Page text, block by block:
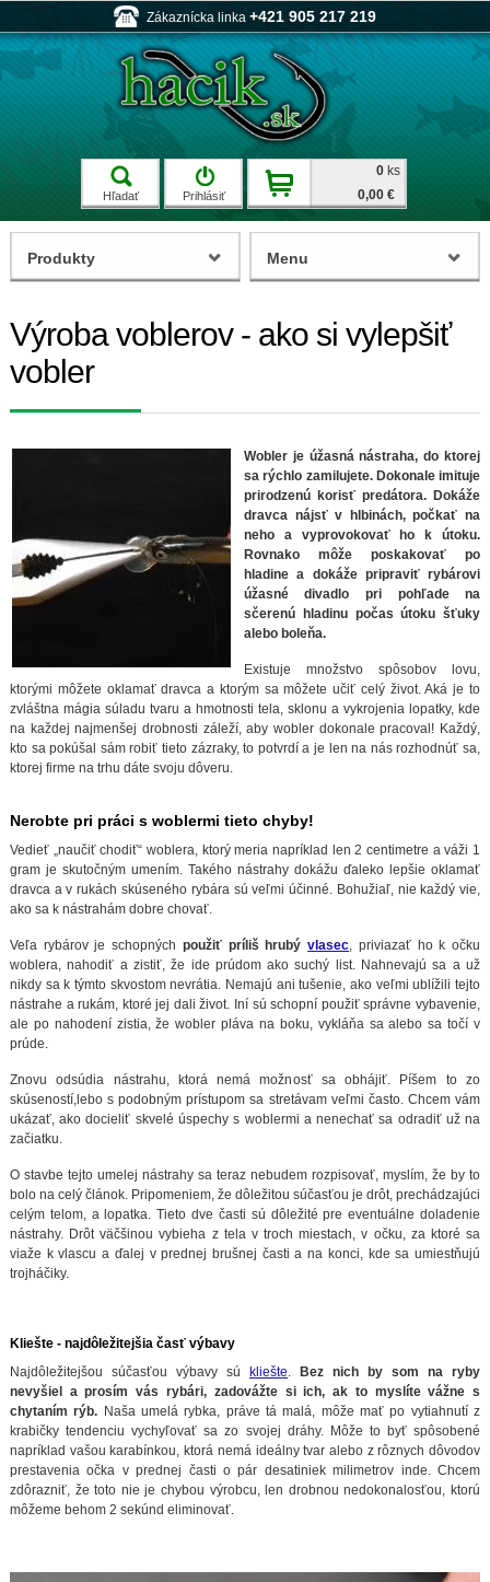
Zákaznícka linka +421 905 217 219
Hľadať Prihlásiť
0 ks
0,00 €
Výroba voblerov - ako si vylepšiť
vobler
Wobler je úžasná nástraha, do ktorej
sa rýchlo zamilujete. Dokonale imituje
prirodzenú korisť predátora. Dokáže
dravca nájsť v hlbinách, počkať na
neho a vyprovokovať ho k útoku.
Rovnako môže poskakovať po
hladine a dokáže pripraviť rybárovi
úžasné divadlo pri pohľade na
sčerenú hladinu počas útoku šťuky
alebo boleňa.
Existuje množstvo spôsobov lovu,
ktorými môžete oklamať dravca a ktorým sa môžete učiť celý život. Aká je to
zvláštna mágia súladu tvaru a hmotnosti tela, sklonu a vykrojenia lopatky, kde
na každej najmenšej drobnosti záleží, aby wobler dokonale pracoval! Každý,
kto sa pokúšal sám robiť tieto zázraky, to potvrdí a je len na nás rozhodnúť sa,
ktorej firme na trhu dáte svoju dôveru.
Nerobte pri práci s woblermi tieto chyby!
Vedieť „naučiť chodiť“ woblera, ktorý meria napríklad len 2 centimetre a váži 1
gram je skutočným umením. Takého nástrahy dokážu ďaleko lepšie oklamať
dravca a v rukách skúseného rybára sú veľmi účinné. Bohužiaľ, nie každý vie,
ako sa k nástrahám dobre chovať.
Veľa rybárov je schopných použiť príliš hrubývlasec , priviazať ho k očku
woblera, nahodiť a zistiť, že ide prúdom ako suchý list. Nahnevajú sa a už
nikdy sa k týmto skvostom nevrátia. Nemajú ani tušenie, ako veľmi ublížili tejto
nástrahe a rukám, ktoré jej dali život. Iní sú schopní použiť správne vybavenie,
ale po nahodení zistia, že wobler pláva na boku, vykláňa sa alebo sa točí v
prúde.
Znovu odsúdia nástrahu, ktorá nemá možnosť sa obhájiť. Píšem to zo
skúseností,lebo s podobným prístupom sa stretávam veľmi často. Chcem vám
ukázať, ako docieliť skvelé úspechy s woblermi a nenechať sa odradiť už na
začiatku.
O stavbe tejto umelej nástrahy sa teraz nebudem rozpisovať, myslím, že by to
bolo na celý článok. Pripomeniem, že dôležitou súčasťou je drôt, prechádzajúci
celým telom, a lopatka. Tieto dve časti sú dôležité pre eventuálne doladenie
nástrahy. Drôt väčšinou vybieha z tela v troch miestach, v očku, za ktoré sa
viaže k vlascu a ďalej v prednej brušnej časti a na konci, kde sa umiestňujú
trojháčiky.
Kliešte - najdôležitejšia časť výbavy
Najdôležitejšou súčasťou výbavy sú kliešte .Bez nich by som na ryby
nevyšiel a prosím vás rybári, zadovážte si ich, ak to myslíte vážne s
chytaním rýb. Naša umelá rybka, práve tá malá, môže mať po vytiahnutí z
krabičky tendenciu vychyľovať sa zo svojej dráhy. Môže to byť spôsobené
napríklad vašou karabínkou, ktorá nemá ideálny tvar alebo z rôznych dôvodov
prestavenia očka v prednej časti o pár desatiniek milimetrov inde. Chcem
zdôrazniť, že toto nie je chybou výrobcu, len drobnou nedokonalosťou, ktorú
môžeme behom 2 sekúnd eliminovať.
Produkty Menu